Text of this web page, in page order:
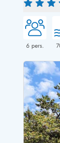
Nyheder hos
Nyrenoverede
Sommerhuse
Sommerhuse tæt
Nybyggede
Sommerhuse
Røgfrie/ikke-
Sommerhuse
Sommerhuse
Sommerhuse
Sommerhuse
6pers.